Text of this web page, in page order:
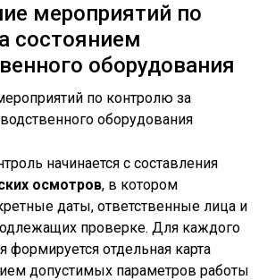
мероприятий по
состоянием
оборудования
начинается с составления
осмотров, в котором
даты, ответственные лица и
проверке. Для каждого
формируется отдельная карта
допустимых параметров работы